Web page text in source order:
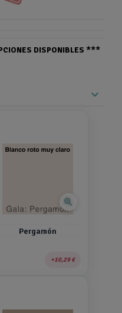
DISPONIBLES ***
expand_more
zoom_in
Pergamón
10,29 €